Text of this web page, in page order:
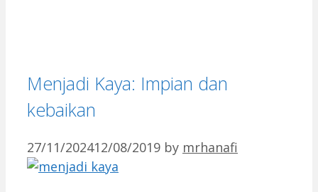
Menjadi Kaya: Impian dan
kebaikan
27/11/202412/08/2019 by mrhanafi